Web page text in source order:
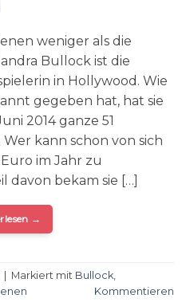
weniger als die
Bullock ist die
in Hollywood. Wie
gegeben hat, hat sie
2014 ganze 51
kann schon von sich
im Jahr zu
davon bekam sie […]
→
Markiert mit Bullock
Kommentieren